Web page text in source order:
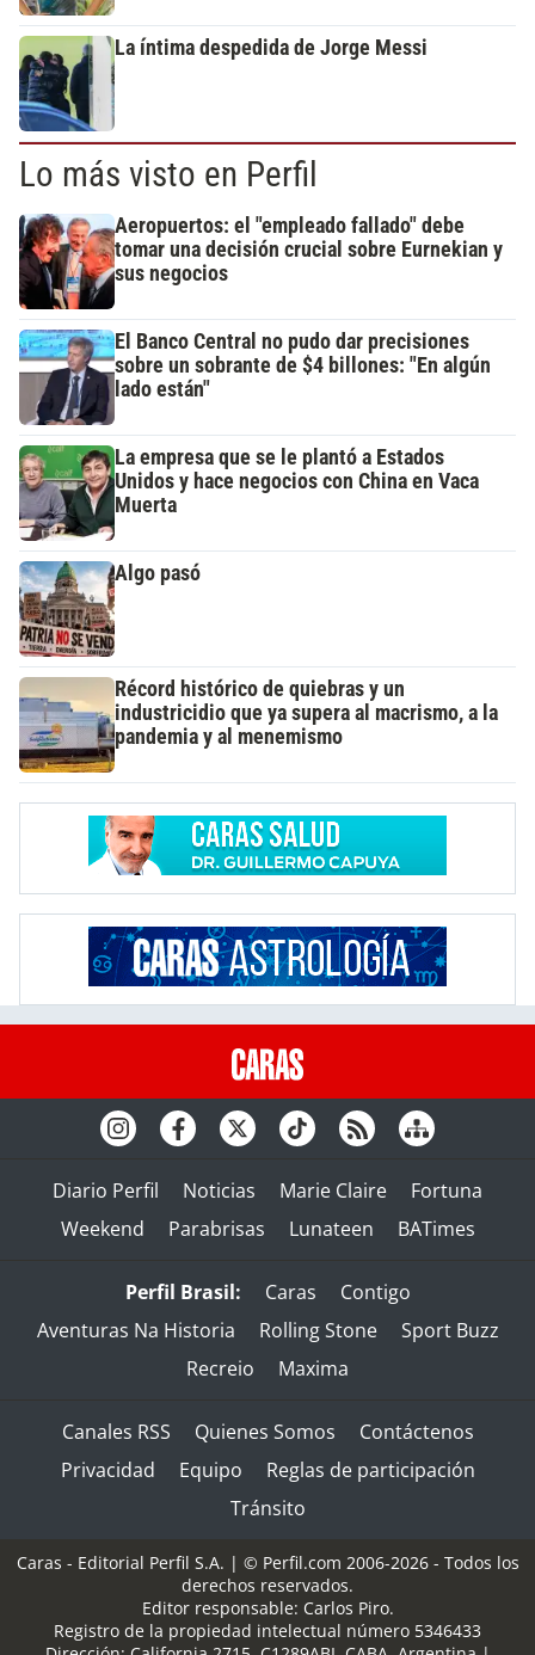
La íntima despedida de Jorge Messi
Lo más visto en Perfil
Aeropuertos: el "empleado fallado" debe
tomar una decisión crucial sobre Eurnekian y
sus negocios
El Banco Central no pudo dar precisiones
sobre un sobrante de $4 billones: "En algún
lado están"
La empresa que se le plantó a Estados
Unidos y hace negocios con China en Vaca
Muerta
Algo pasó
Récord histórico de quiebras y un
industricidio que ya supera al macrismo, a la
pandemia y al menemismo
Diario Perfil Noticias Marie Claire
Fortuna
Weekend
Parabrisas Lunateen BATimes
Perfil Brasil: Caras
Contigo
Aventuras Na Historia
Rolling Stone
Sport Buzz
Recreio
Maxima
Canales RSS Quienes Somos
Contáctenos
Privacidad
Equipo
Reglas de participación
Tránsito
Caras - Editorial Perfil S.A. | © Perfil.com 2006-2026 - Todos los
derechos reservados.
Editor responsable: Carlos Piro.
Registro de la propiedad intelectual número 5346433